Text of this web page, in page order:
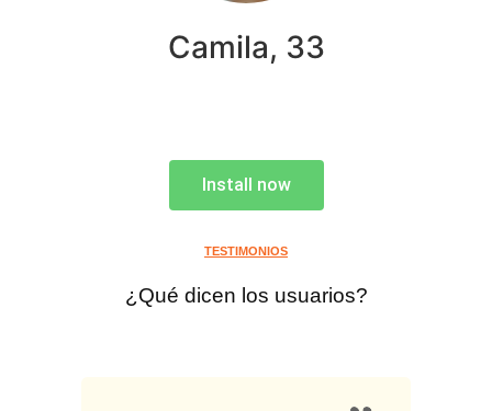
Camila, 33
Install now
TESTIMONIOS
¿Qué dicen los usuarios?